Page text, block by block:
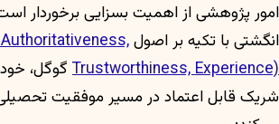
امور پژوهشی از اهمیت بسزایی برخوردار
انگشتی با تکیه بر اصول
Trustworthiness, Experience) گوگل،
شریک قابل اعتماد در مسیر موفقیت